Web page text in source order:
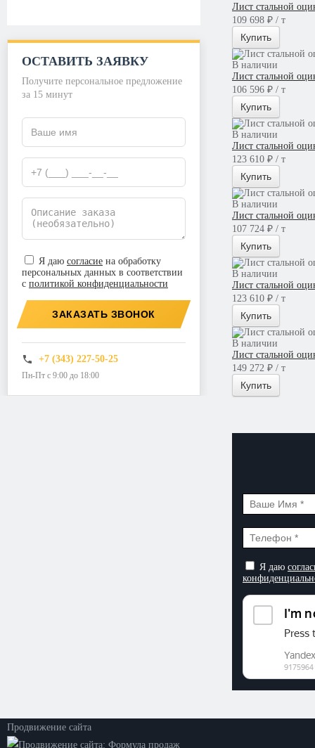
ОСТАВИТЬ ЗАЯВКУ
Получите персональное предложение
за 15 минут
Я даю согласие на обработку
персональных данных в соответствии
с политикой конфиденциальности
ЗАКАЗАТЬ ЗВОНОК
+7 (343) 227-50-25
Пн-Пт с 9:00 до 18:00
Лист стальной
109 698 ₽ / т
Купить
В наличии
Лист стальной
106 596 ₽ / т
Купить
В наличии
Лист стальной
123 610 ₽ / т
Купить
В наличии
Лист стальной
107 724 ₽ / т
Купить
В наличии
Лист стальной
123 610 ₽ / т
Купить
В наличии
Лист стальной
149 272 ₽ / т
Купить
Я даю
Продвижение сайта